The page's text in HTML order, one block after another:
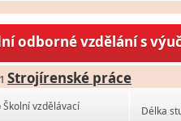
odborné vzdělání s
Strojírenské práce
vzdělávací Délka